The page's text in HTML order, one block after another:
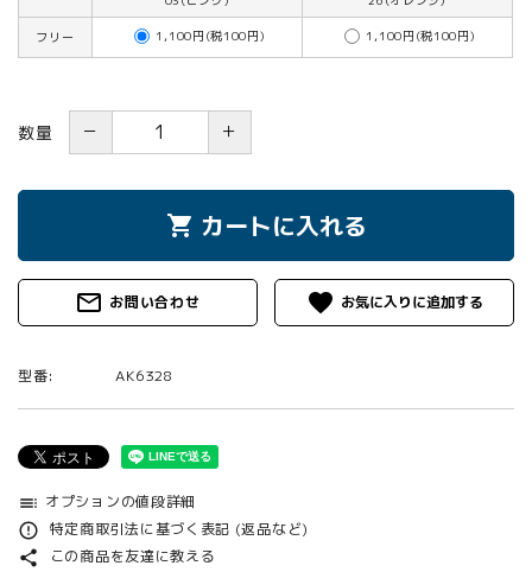
フリー 1,100円(税100円) 1,100円(税100円)
数量 － ＋
shopping_cart カートに入れる
mail_outline お問い合わせ favorite
型番: AK6328
toc オプションの値段詳細
error_outline 特定商取引法に基づく表記 (返品など)
share この商品を友達に教える